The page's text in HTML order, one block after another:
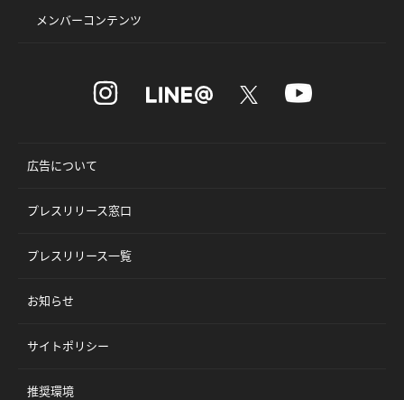
メンバーコンテンツ
広告について
プレスリリース窓口
プレスリリース一覧
お知らせ
サイトポリシー
推奨環境